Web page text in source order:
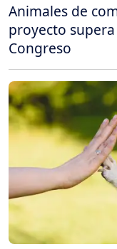
Animales de
proyecto
Congreso